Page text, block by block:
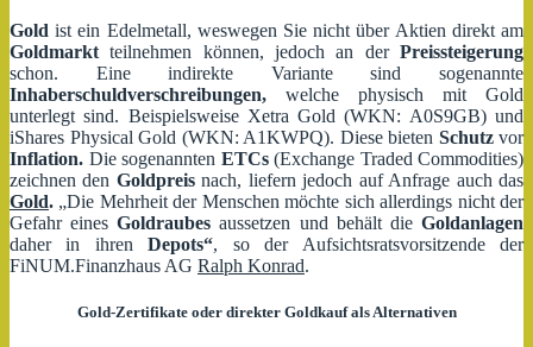
Gold ist ein Edelmetall, weswegen Sie nicht über Aktien direkt am
Goldmarkt teilnehmen können, jedoch an der Preissteigerung
schon. Eine indirekte Variante sind sogenannte
Inhaberschuldverschreibungen, welche physisch mit Gold
unterlegt sind. Beispielsweise Xetra Gold (WKN: A0S9GB) und
iShares Physical Gold (WKN: A1KWPQ). Diese bieten Schutzvor
Inflation. Die sogenannten ETCs(Exchange Traded Commodities)
zeichnen den Goldpreisnach, liefern jedoch auf Anfrage auch das
Gold. „Die Mehrheit der Menschen möchte sich allerdings nicht der
Gefahr einesGoldraubes aussetzen und behält dieGoldanlagen
daher in ihrenDepots“, so der Aufsichtsratsvorsitzende der
FiNUM.Finanzhaus AG Ralph Konrad.
Gold-Zertifikate oder direkter Goldkauf als Alternativen